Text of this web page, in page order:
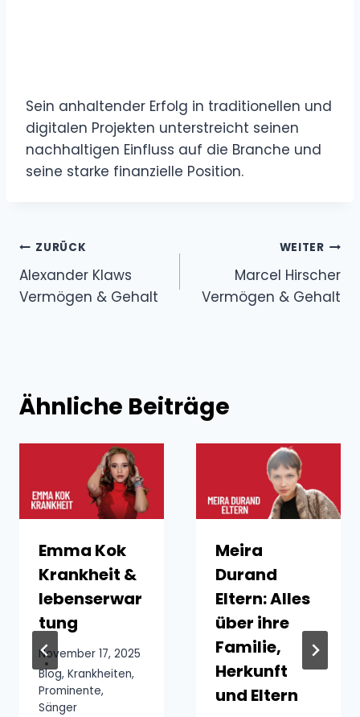
Sein anhaltender Erfolg in traditionellen und
digitalen Projekten unterstreicht seinen
nachhaltigen Einfluss auf die Branche und
seine starke finanzielle Position.
Beitragsnavigation
ZURÜCK
Alexander Klaws
Vermögen & Gehalt
WEITER
Marcel Hirscher
Vermögen & Gehalt
Ähnliche Beiträge
Emma Kok
Krankheit &
lebenserwar
tung
November 17, 2025
Blog, Krankheiten,
Prominente,
Sänger
Meira
Durand
Eltern: Alles
über ihre
Familie,
Herkunft
und Eltern